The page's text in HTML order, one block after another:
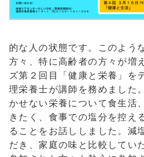
的な人の状態です。このよう
方々、特に高齢者の方々が増
ズ第２回目「健康と栄養」を
理栄養士が講師を務めました
かせない栄養について食生活
きたく、食事での塩分を控え
ることをお話ししました。減
だき、家庭の味と比較してい